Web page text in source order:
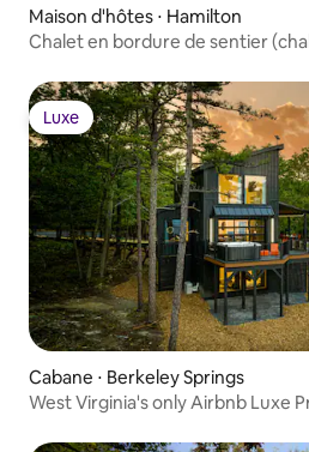
Maison d'hôtes ⋅ Hamilton
Chalet en bordure de sentier
Luxe
Luxe
Cabane ⋅ Berkeley Springs
West Virginia's only Airbnb Luxe